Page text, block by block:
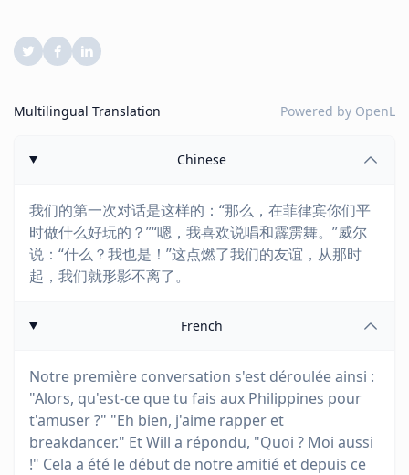
Multilingual Translation Powered by OpenL
Chinese
我们的第一次对话是这样的：“那么，在菲律宾你们平
时做什么好玩的？”“嗯，我喜欢说唱和霹雳舞。”威尔
说：“什么？我也是！”这点燃了我们的友谊，从那时
起，我们就形影不离了。
French
Notre première conversation s'est déroulée ainsi :
"Alors, qu'est-ce que tu fais aux Philippines pour
t'amuser ?" "Eh bien, j'aime rapper et
breakdancer." Et Will a répondu, "Quoi ? Moi aussi
!" Cela a été le début de notre amitié et depuis ce